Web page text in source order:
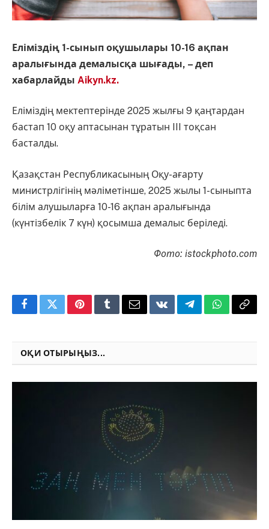
Еліміздің 1-сынып оқушылары 10-16 ақпан
аралығында демалысқа шығады, – деп
хабарлайды Aikyn.kz.
Еліміздің мектептерінде 2025 жылғы 9 қаңтардан
бастап 10 оқу аптасынан тұратын III тоқсан
басталды.
Қазақстан Республикасының Оқу-ағарту
министрлігінің мәліметінше, 2025 жылы 1-сыныпта
білім алушыларға 10-16 ақпан аралығында
(күнтізбелік 7 күн) қосымша демалыс беріледі.
Фото: istockphoto.com
FacebookTwitterPinterestTumblrEmailVKontakteTelegramWhatsApp
Copy
ОҚИ ОТЫРЫҢЫЗ...